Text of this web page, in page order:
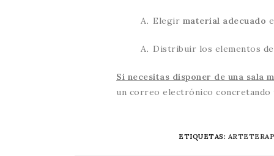
Elegir material adecuado
Distribuir los elementos
Si necesitas disponer de una sala
un correo electrónico concretando
ETIQUETAS: